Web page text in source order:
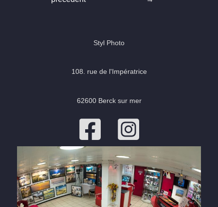
Styl Photo
108. rue de l'Impératrice
62600 Berck sur mer